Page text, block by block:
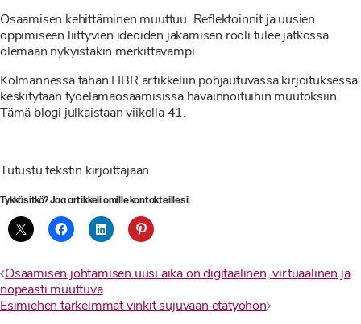
Osaamisen kehittäminen muuttuu. Reflektoinnit ja uusien
oppimiseen liittyvien ideoiden jakamisen rooli tulee jatkossa
olemaan nykyistäkin merkittävämpi.
Kolmannessa tähän HBR artikkeliin pohjautuvassa kirjoituksessa
keskitytään työelämäosaamisissa havainnoituihin muutoksiin.
Tämä blogi julkaistaan viikolla 41.
Tutustu tekstin kirjoittajaan
Tykkäsitkö? Jaa artikkeli omille kontakteillesi.
Artikkelien
selaus
Osaamisen johtamisen uusi aika on digitaalinen, virtuaalinen ja
nopeasti muuttuva
Esimiehen tärkeimmät vinkit sujuvaan etätyöhön